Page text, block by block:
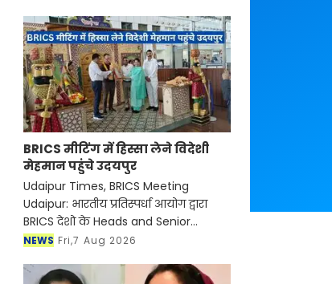
BRICS मीटिंग में हिस्सा लेने विदेशी
मेहमान पहुंचे उदयपुर
Udaipur Times, BRICS Meeting
Udaipur: भारतीय प्रतिस्पर्धा आयोग द्वारा
BRICS देशो के Heads and Senior
Officials of Competition Authority
उदयपुर के ताज फतह प्रकाश पैलेस मे
NEWS Fri,7 Aug 2026